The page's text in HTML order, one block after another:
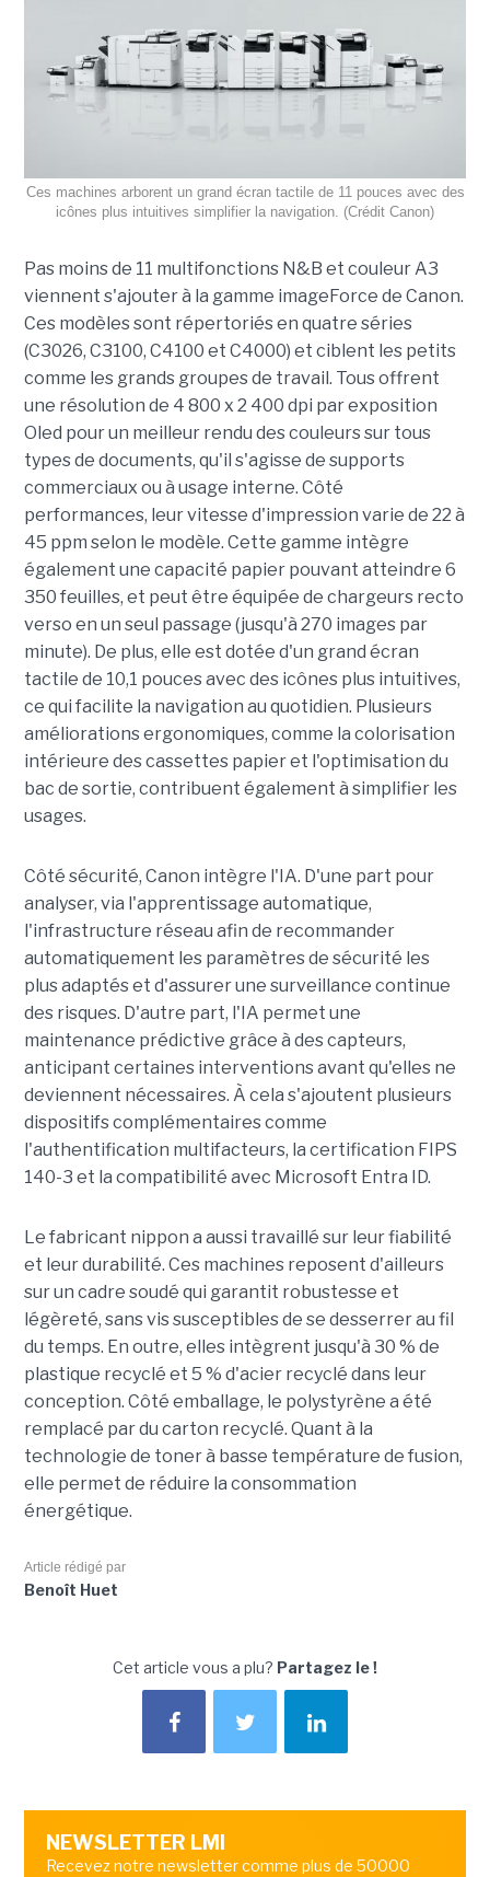
Ces machines arborent un grand écran tactile de 11 pouces avec des
icônes plus intuitives simplifier la navigation. (Crédit Canon)
Pas moins de 11 multifonctions N&B et couleur A3
viennent s'ajouter à la gamme imageForce de Canon.
Ces modèles sont répertoriés en quatre séries
(C3026, C3100, C4100 et C4000) et ciblent les petits
comme les grands groupes de travail. Tous offrent
une résolution de 4 800 x 2 400 dpi par exposition
Oled pour un meilleur rendu des couleurs sur tous
types de documents, qu'il s'agisse de supports
commerciaux ou à usage interne. Côté
performances, leur vitesse d'impression varie de 22 à
45 ppm selon le modèle. Cette gamme intègre
également une capacité papier pouvant atteindre 6
350 feuilles, et peut être équipée de chargeurs recto
verso en un seul passage (jusqu'à 270 images par
minute). De plus, elle est dotée d'un grand écran
tactile de 10,1 pouces avec des icônes plus intuitives,
ce qui facilite la navigation au quotidien. Plusieurs
améliorations ergonomiques, comme la colorisation
intérieure des cassettes papier et l'optimisation du
bac de sortie, contribuent également à simplifier les
usages.
Côté sécurité, Canon intègre l'IA. D'une part pour
analyser, via l'apprentissage automatique,
l'infrastructure réseau afin de recommander
automatiquement les paramètres de sécurité les
plus adaptés et d'assurer une surveillance continue
des risques. D'autre part, l'IA permet une
maintenance prédictive grâce à des capteurs,
anticipant certaines interventions avant qu'elles ne
deviennent nécessaires. À cela s'ajoutent plusieurs
dispositifs complémentaires comme
l'authentification multifacteurs, la certification FIPS
140-3 et la compatibilité avec Microsoft Entra ID.
Le fabricant nippon a aussi travaillé sur leur fiabilité
et leur durabilité. Ces machines reposent d'ailleurs
sur un cadre soudé qui garantit robustesse et
légèreté, sans vis susceptibles de se desserrer au fil
du temps. En outre, elles intègrent jusqu'à 30 % de
plastique recyclé et 5 % d'acier recyclé dans leur
conception. Côté emballage, le polystyrène a été
remplacé par du carton recyclé. Quant à la
technologie de toner à basse température de fusion,
elle permet de réduire la consommation
énergétique.
Article rédigé par
Benoît Huet
Cet article vous a plu? Partagez le !
NEWSLETTER LMI
Recevez notre newsletter comme plus de 50000